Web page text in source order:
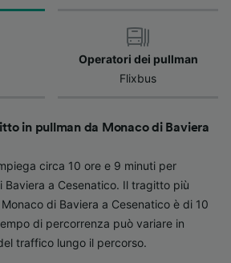
Operatori dei pullman
Flixbus
in pullman da Monaco di Baviera
circa 10 ore e 9 minuti per
Baviera a Cesenatico. Il tragitto più
di Baviera a Cesenatico è di 10
di percorrenza può variare in
traffico lungo il percorso.
ai nostri partner e non
i dati sulla navigazione. I tuoi
usati a scopi di
non ci hai fornito il consenso
trattiamo i dati per
geolocalizzazione precisi.
delle caratteristiche del
dell’identificazione.
su dispositivo e/o
e contenuti
delle prestazioni
annunci, ricerche sul